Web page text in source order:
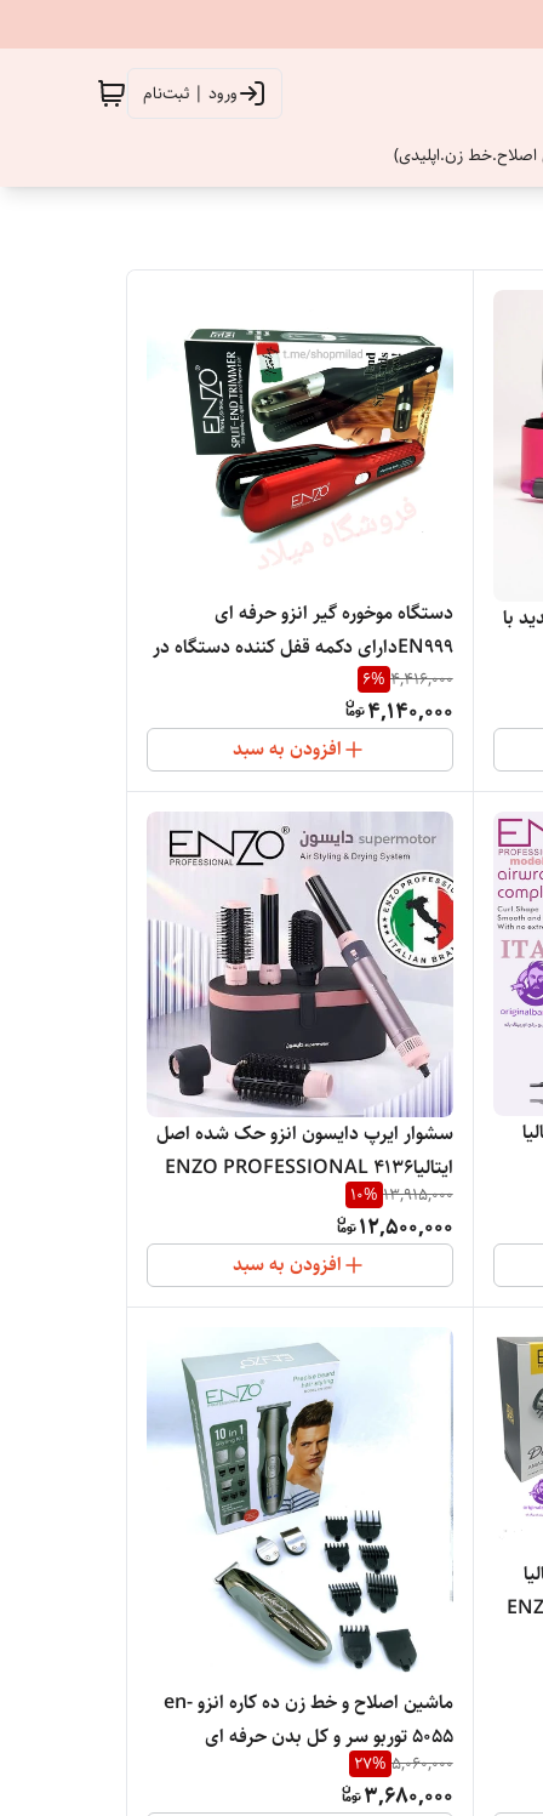
ورود | ثبت‌نام
زن.اپلیدی)
جدید با
دستگاه موخوره گیر انزو حرفه ای
EN999دارای دکمه قفل کننده دستگاه در
استیلی ضد زنگ
4,416,000
6%
4,140,000
افزودن به سبد
سشوار ایرپ دایسون انزو حک شده اصل
ایتالیاENZO PROFESSIONAL 4136
13,915,000
10%
12,500,000
افزودن به سبد
ماشین اصلاح و خط زن ده کاره انزو en-
5055 توربو سر و کل بدن حرفه ای
5,060,000
27%
3,680,000